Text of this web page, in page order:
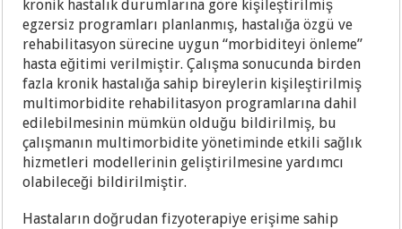
kronik hastalık durumlarına göre kişileştirilmiş
egzersiz programları planlanmış, hastalığa özgü ve
rehabilitasyon sürecine uygun “morbiditeyi önleme”
hasta eğitimi verilmiştir. Çalışma sonucunda birden
fazla kronik hastalığa sahip bireylerin kişileştirilmiş
multimorbidite rehabilitasyon programlarına dahil
edilebilmesinin mümkün olduğu bildirilmiş, bu
çalışmanın multimorbidite yönetiminde etkili sağlık
hizmetleri modellerinin geliştirilmesine yardımcı
olabileceği bildirilmiştir.
Hastaların doğrudan fizyoterapiye erişime sahip